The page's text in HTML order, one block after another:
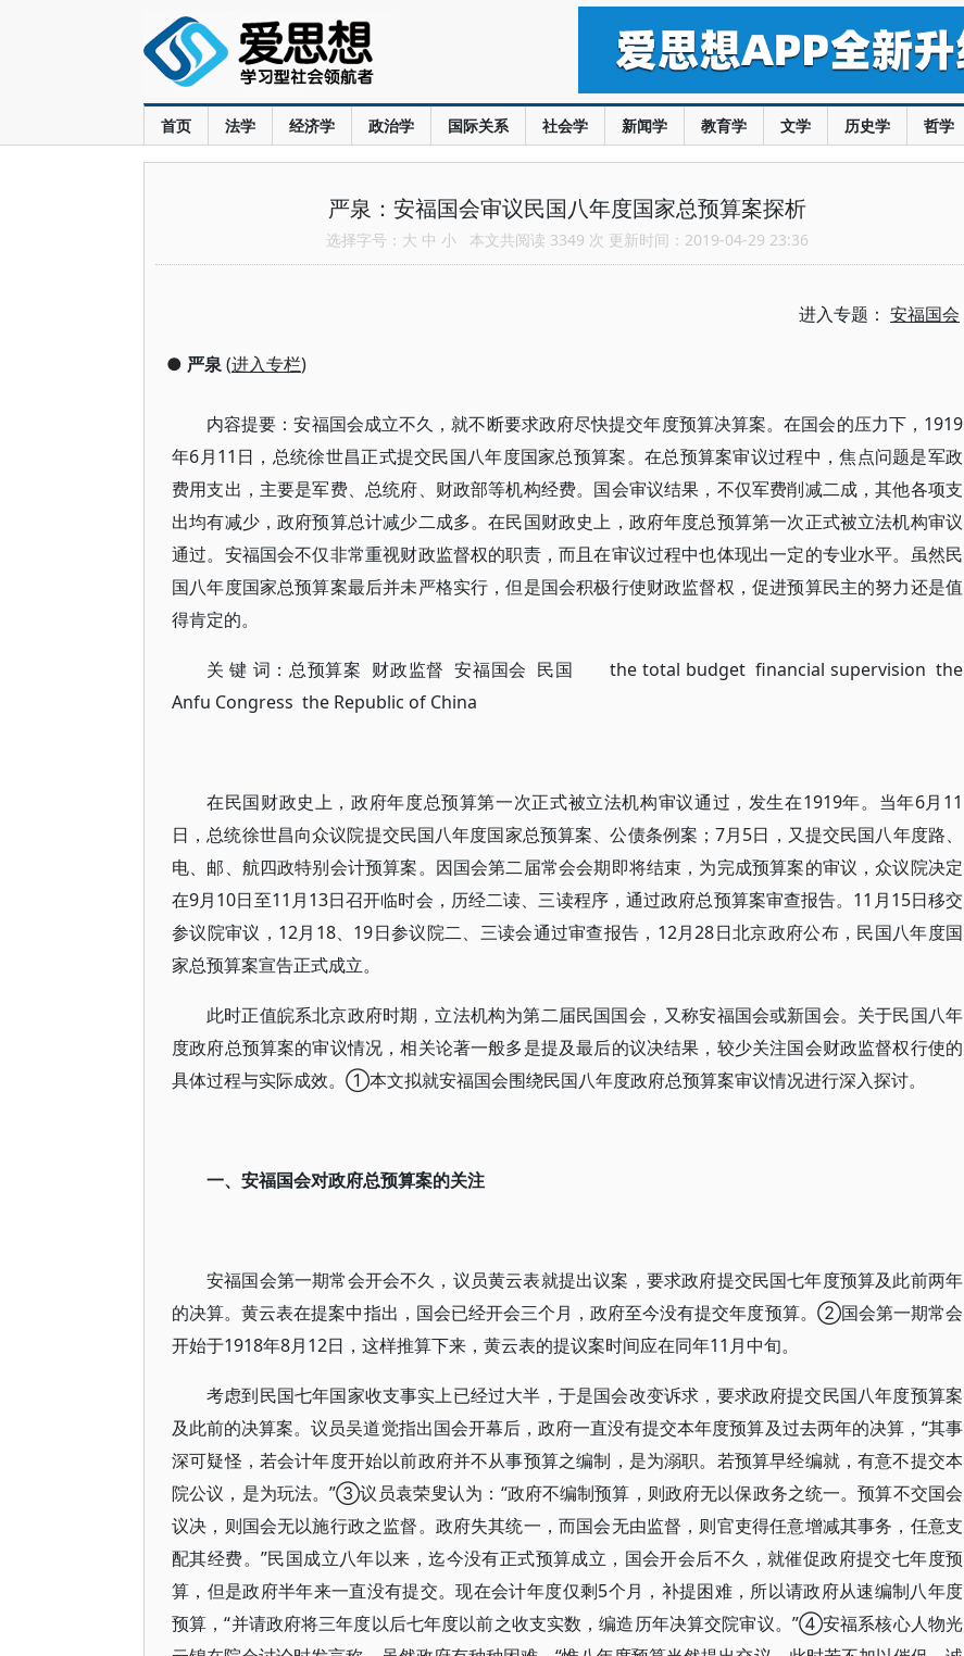
首页 法学 经济学 政治学 国际关系 社会学 新闻学 教育学 文学 历史学 哲学
严泉：安福国会审议民国八年度国家总预算案探析
选择字号： 大 中 小 本文共阅读 3349 次 更新时间：2019-04-29 23:36
进入专题： 安福国会
● 严泉(进入专栏)
内容提要：安福国会成立不久，就不断要求政府尽快提交年度预算决算案。在国会的压力下，1919
年6月11日，总统徐世昌正式提交民国八年度国家总预算案。在总预算案审议过程中，焦点问题是军政
费用支出，主要是军费、总统府、财政部等机构经费。国会审议结果，不仅军费削减二成，其他各项支
出均有减少，政府预算总计减少二成多。在民国财政史上，政府年度总预算第一次正式被立法机构审议
通过。安福国会不仅非常重视财政监督权的职责，而且在审议过程中也体现出一定的专业水平。虽然民
国八年度国家总预算案最后并未严格实行，但是国会积极行使财政监督权，促进预算民主的努力还是值
得肯定的。
关 键 词：总预算案 财政监督 安福国会 民国 the total budget financial supervision the
Anfu Congress the Republic of China
在民国财政史上，政府年度总预算第一次正式被立法机构审议通过，发生在1919年。当年6月11
日，总统徐世昌向众议院提交民国八年度国家总预算案、公债条例案；7月5日，又提交民国八年度路、
电、邮、航四政特别会计预算案。因国会第二届常会会期即将结束，为完成预算案的审议，众议院决定
在9月10日至11月13日召开临时会，历经二读、三读程序，通过政府总预算案审查报告。11月15日移交
参议院审议，12月18、19日参议院二、三读会通过审查报告，12月28日北京政府公布，民国八年度国
家总预算案宣告正式成立。
此时正值皖系北京政府时期，立法机构为第二届民国国会，又称安福国会或新国会。关于民国八年
度政府总预算案的审议情况，相关论著一般多是提及最后的议决结果，较少关注国会财政监督权行使的
具体过程与实际成效。①本文拟就安福国会围绕民国八年度政府总预算案审议情况进行深入探讨。
一、安福国会对政府总预算案的关注
安福国会第一期常会开会不久，议员黄云表就提出议案，要求政府提交民国七年度预算及此前两年
的决算。黄云表在提案中指出，国会已经开会三个月，政府至今没有提交年度预算。②国会第一期常会
开始于1918年8月12日，这样推算下来，黄云表的提议案时间应在同年11月中旬。
考虑到民国七年国家收支事实上已经过大半，于是国会改变诉求，要求政府提交民国八年度预算案
及此前的决算案。议员吴道觉指出国会开幕后，政府一直没有提交本年度预算及过去两年的决算，“其事
深可疑怪，若会计年度开始以前政府并不从事预算之编制，是为溺职。若预算早经编就，有意不提交本
院公议，是为玩法。”③议员袁荣叟认为：“政府不编制预算，则政府无以保政务之统一。预算不交国会
议决，则国会无以施行政之监督。政府失其统一，而国会无由监督，则官吏得任意增减其事务，任意支
配其经费。”民国成立八年以来，迄今没有正式预算成立，国会开会后不久，就催促政府提交七年度预
算，但是政府半年来一直没有提交。现在会计年度仅剩5个月，补提困难，所以请政府从速编制八年度
预算，“并请政府将三年度以后七年度以前之收支实数，编造历年决算交院审议。”④安福系核心人物光